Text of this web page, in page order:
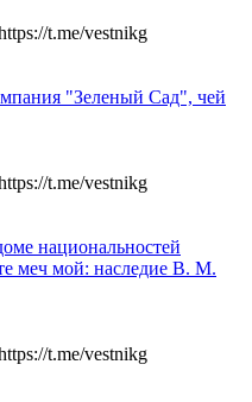
t.me/vestnikg
"Зеленый Сад", чей
t.me/vestnikg
национальностей
меч мой: наследие В. М.
t.me/vestnikg